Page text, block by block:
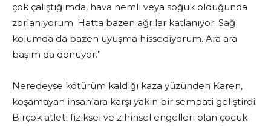
çok çalıştığımda, hava nemli veya soğuk olduğunda
zorlanıyorum. Hatta bazen ağrılar katlanıyor. Sağ
kolumda da bazen uyuşma hissediyorum. Ara ara
başım da dönüyor.”
Neredeyse kötürüm kaldığı kaza yüzünden Karen,
koşamayan insanlara karşı yakın bir sempati geliştirdi.
Birçok atleti fiziksel ve zihinsel engelleri olan çocuk